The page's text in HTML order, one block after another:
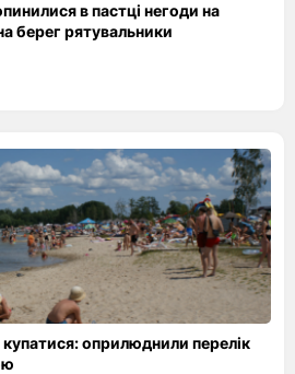
в пастці негоди на
берег рятувальники
оприлюднили перелік